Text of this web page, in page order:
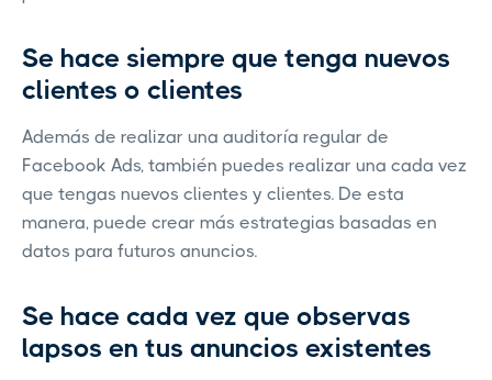
Se hace siempre que tenga nuevos
clientes o clientes
Además de realizar una auditoría regular de
Facebook Ads, también puedes realizar una cada vez
que tengas nuevos clientes y clientes. De esta
manera, puede crear más estrategias basadas en
datos para futuros anuncios.
Se hace cada vez que observas
lapsos en tus anuncios existentes